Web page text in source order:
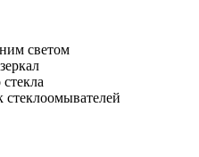
светом
стеклоомывателей